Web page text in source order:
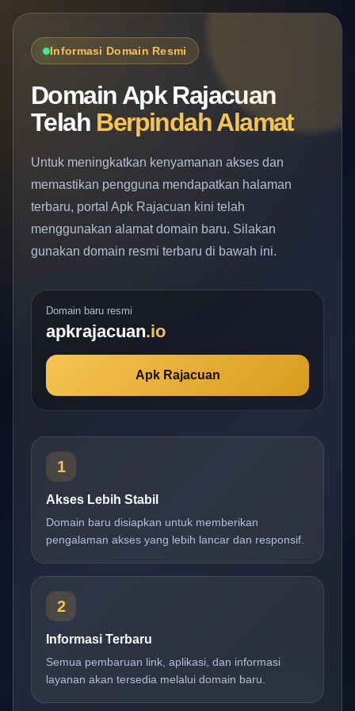
Informasi Domain Resmi
Domain Apk Rajacuan
Telah Berpindah Alamat
Untuk meningkatkan kenyamanan akses dan
memastikan pengguna mendapatkan halaman
terbaru, portal Apk Rajacuan kini telah
menggunakan alamat domain baru. Silakan
gunakan domain resmi terbaru di bawah ini.
Domain baru resmi
apkrajacuan.io
Apk Rajacuan
1
Akses Lebih Stabil
Domain baru disiapkan untuk memberikan
pengalaman akses yang lebih lancar dan responsif.
2
Informasi Terbaru
Semua pembaruan link, aplikasi, dan informasi
layanan akan tersedia melalui domain baru.